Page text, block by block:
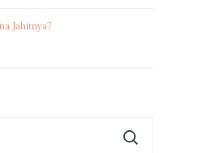
Jahitnya?